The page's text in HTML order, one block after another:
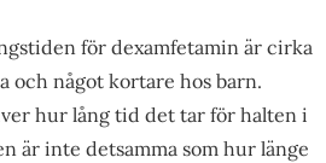
för dexamfetamin är cirka
och något kortare hos barn.
hur lång tid det tar för halten i
är inte detsamma som hur länge